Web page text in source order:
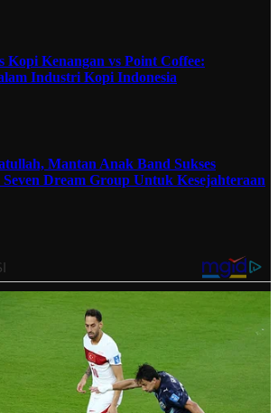
Kopi Kenangan vs Point Coffee:
Industri Kopi Indonesia
Mantan Anak Band Sukses
Dream Group Untuk Kesejahteraan